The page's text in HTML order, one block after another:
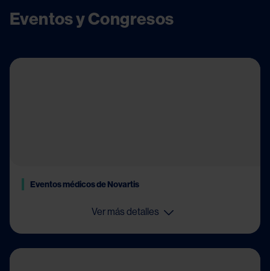
Eventos y Congresos
Eventos médicos de Novartis
Ver más detalles